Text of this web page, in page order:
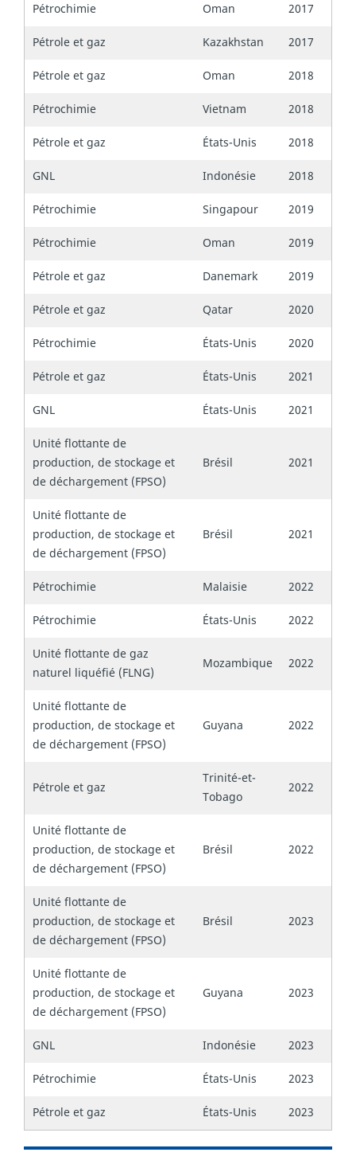
Pétrochimie Oman
2017
Pétrole et gaz
Kazakhstan
2017
Pétrole et gaz
Oman
2018
Pétrochimie
Vietnam
2018
Pétrole et gaz
États-Unis
2018
GNL
Indonésie
2018
Pétrochimie
Singapour
2019
Pétrochimie
Oman
2019
Pétrole et gaz
Danemark
2019
Pétrole et gaz
Qatar
2020
Pétrochimie
États-Unis
2020
Pétrole et gaz
États-Unis
2021
GNL
États-Unis
2021
Unité flottante de
production, de stockage et
de déchargement (FPSO)
Brésil 2021
Unité flottante de
production, de stockage et
de déchargement (FPSO)
Brésil 2021
Pétrochimie Malaisie
2022
Pétrochimie
États-Unis
2022
Unité flottante de gaz
naturel liquéfié (FLNG)
Mozambique 2022
Unité flottante de
production, de stockage et
de déchargement (FPSO)
Guyana 2022
Pétrole et gaz
Trinité-et-
Tobago
2022
Unité flottante de
production, de stockage et
de déchargement (FPSO)
Brésil 2022
Unité flottante de
production, de stockage et
de déchargement (FPSO)
Brésil 2023
Unité flottante de
production, de stockage et
de déchargement (FPSO)
Guyana 2023
GNL Indonésie
2023
Pétrochimie
États-Unis
2023
Pétrole et gaz
États-Unis 2023